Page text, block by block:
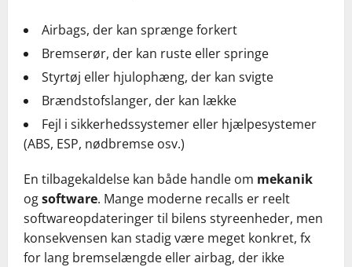
Airbags, der kan sprænge forkert
Bremserør, der kan ruste eller springe
Styrtøj eller hjulophæng, der kan svigte
Brændstofslanger, der kan lække
Fejl i sikkerhedssystemer eller hjælpesystemer
(ABS, ESP, nødbremse osv.)
En tilbagekaldelse kan både handle om mekanik
ogsoftware. Mange moderne recalls er reelt
softwareopdateringer til bilens styreenheder, men
konsekvensen kan stadig være meget konkret, fx
for lang bremselængde eller airbag, der ikke